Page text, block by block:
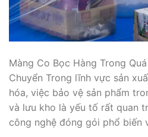
Màng Co Bọc Hàng Trong
Chuyển Trong lĩnh vực sản
hóa, việc bảo vệ sản phẩm
và lưu kho là yếu tố rất quan
công nghệ đóng gói phổ biến